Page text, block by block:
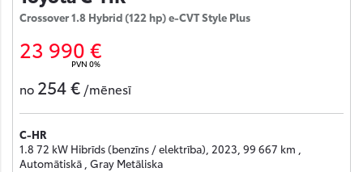
Crossover 1.8 Hybrid (122 hp) e-CVT Style Plus
23 990 €
PVN 0%
no 254 € /mēnesī
C-HR
1.8 72 kW Hibrīds (benzīns / elektrība), 2023, 99 667 km ,
Automātiskā , Gray Metāliska